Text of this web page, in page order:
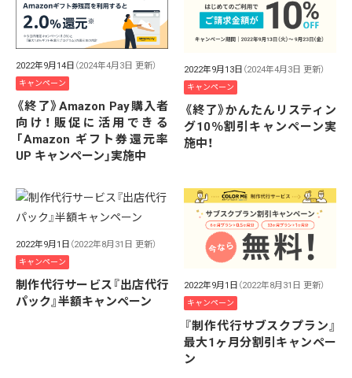
2022年9月14日 （2024年4月3日 更新）
キャンペーン
《終了》Amazon Pay購入者
向け！販促に活用できる
「Amazon ギフト券還元率
UP キャンペーン」実施中
2022年9月13日 （2024年4月3日 更新）
キャンペーン
《終了》かんたんリスティン
グ10％割引キャンペーン実
施中！
2022年9月1日 （2022年8月31日 更新）
キャンペーン
制作代行サービス『出店代行
パック』半額キャンペーン
2022年9月1日 （2022年8月31日 更新）
キャンペーン
『制作代行サブスクプラン』
最大1ヶ月分割引キャンペー
ン